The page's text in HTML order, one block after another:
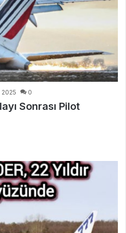
2025 0
Sonrası Pilot